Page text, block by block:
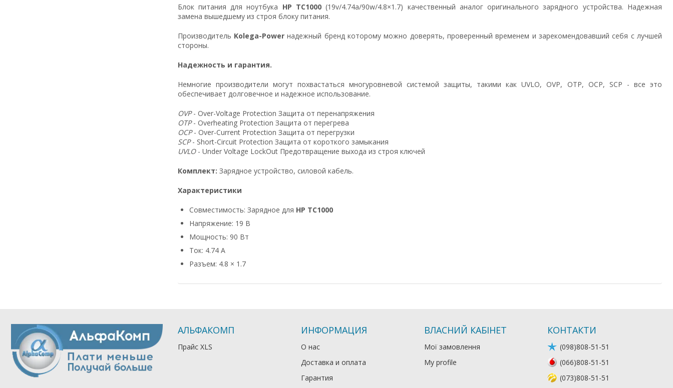
Блок питания для ноутбука HP TC1000(19v/4.74a/90w/4.8×1.7) качественный аналог оригинального зарядного устройства. Надежная
замена вышедшему из строя блоку питания.
Производитель Kolega-Powerнадежный бренд которому можно доверять, проверенный временем и зарекомендовавший себя с лучшей
стороны.
Надежность и гарантия.
Немногие производители могут похвастаться многуровневой системой защиты, такими как UVLO, OVP, OTP, OCP, SCP - все это
обеспечивает долговечное и надежное использование.
OVP- Over-Voltage Protection Защита от перенапряжения
OTP- Overheating Protection Защита от перегрева
OCP- Over-Current Protection Защита от перегрузки
SCP- Short-Circuit Protection Защита от короткого замыкания
UVLO- Under Voltage LockOut Предотвращение выхода из строя ключей
Комплект: Зарядное устройство, силовой кабель.
Характеристики
Совместимость: Зарядное для HP TC1000
Напряжение: 19 В
Мощность: 90 Вт
Ток: 4.74 А
Разъем: 4.8 × 1.7
АЛЬФАКОМП
Прайс XLS
ИНФОРМАЦИЯ
О нас
Доставка и оплата
Гарантия
ВЛАСНИЙ КАБІНЕТ
Мої замовлення
My profile
КОНТАКТИ
(098)808-51-51
(066)808-51-51
(073)808-51-51